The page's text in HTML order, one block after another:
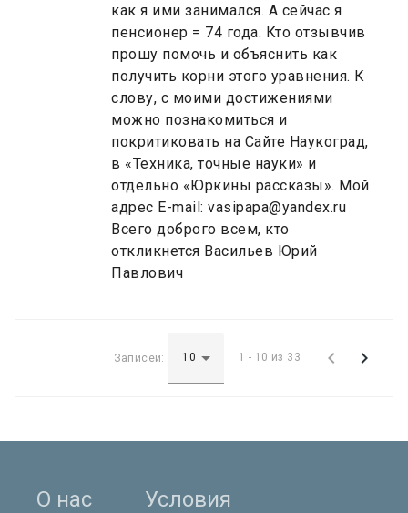
как я ими занимался. А сейчас я
пенсионер = 74 года. Кто отзывчив
прошу помочь и объяснить как
получить корни этого уравнения. К
слову, с моими достижениями
можно познакомиться и
покритиковать на Сайте Наукоград,
в «Техника, точные науки» и
отдельно «Юркины рассказы». Мой
адрес E-mail: vasipapa@yandex.ru
Всего доброго всем, кто
откликнется Васильев Юрий
Павлович
Записей: 1 - 10 из 33  
О нас Условия